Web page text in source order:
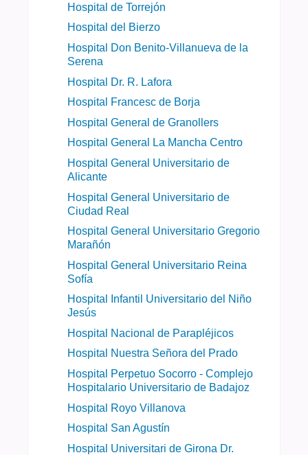
Hospital de Torrejón
Hospital del Bierzo
Hospital Don Benito-Villanueva de la
Serena
Hospital Dr. R. Lafora
Hospital Francesc de Borja
Hospital General de Granollers
Hospital General La Mancha Centro
Hospital General Universitario de
Alicante
Hospital General Universitario de
Ciudad Real
Hospital General Universitario Gregorio
Marañón
Hospital General Universitario Reina
Sofía
Hospital Infantil Universitario del Niño
Jesús
Hospital Nacional de Parapléjicos
Hospital Nuestra Señora del Prado
Hospital Perpetuo Socorro - Complejo
Hospitalario Universitario de Badajoz​
Hospital Royo Villanova
Hospital San Agustín
Hospital Universitari de Girona Dr.